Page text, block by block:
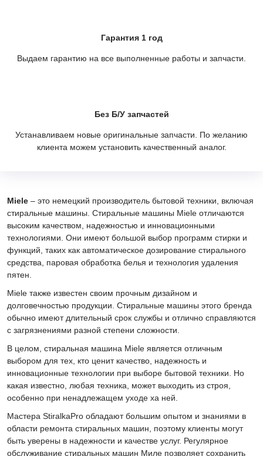
Гарантия 1 год
Выдаем гарантию на все выполненные работы и запчасти.
Без Б/У запчастей
Устанавливаем новые оригинальные запчасти. По желанию
клиента можем установить качественный аналог.
Miele – это немецкий производитель бытовой техники, включая
стиральные машины. Стиральные машины Miele отличаются
высоким качеством, надежностью и инновационными
технологиями. Они имеют большой выбор программ стирки и
функций, таких как автоматическое дозирование стирального
средства, паровая обработка белья и технология удаления
пятен.
Miele также известен своим прочным дизайном и
долговечностью продукции. Стиральные машины этого бренда
обычно имеют длительный срок службы и отлично справляются
с загрязнениями разной степени сложности.
В целом, стиральная машина Miele является отличным
выбором для тех, кто ценит качество, надежность и
инновационные технологии при выборе бытовой техники. Но
какая известно, любая техника, может выходить из строя,
особенно при ненадлежащем уходе ха ней.
Мастера StiralkaPro обладают большим опытом и знаниями в
области ремонта стиральных машин, поэтому клиенты могут
быть уверены в надежности и качестве услуг. Регулярное
обслуживание стиральных машин Миле позволяет сохранить